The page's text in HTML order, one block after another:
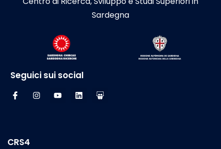
Sardegna
Seguici sui social
CRS4